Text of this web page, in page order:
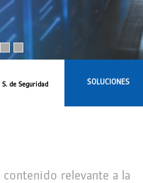
S. de Seguridad SOLUCIONES
contenido relevante a la